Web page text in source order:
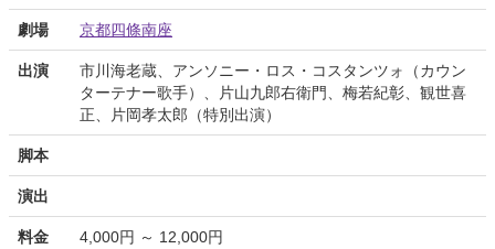
劇場 京都四條南座
出演
市川海老蔵、アンソニー・ロス・コスタンツォ（カウン
ターテナー歌手）、片山九郎右衛門、梅若紀彰、観世喜
正、片岡孝太郎（特別出演）
脚本
演出
料金
4,000円 ～ 12,000円